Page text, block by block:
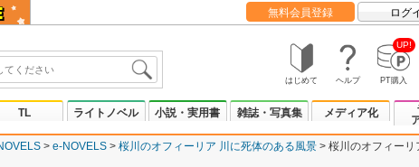
無料会員登録 ログ
はじめて ヘルプ
UP!
PT購入
TL ライトノベル 小説・実用書 雑誌・写真集 メディア化
e-NOVELS 桜川のオフィーリア 川に死体のある風景
桜川のオフィーリ